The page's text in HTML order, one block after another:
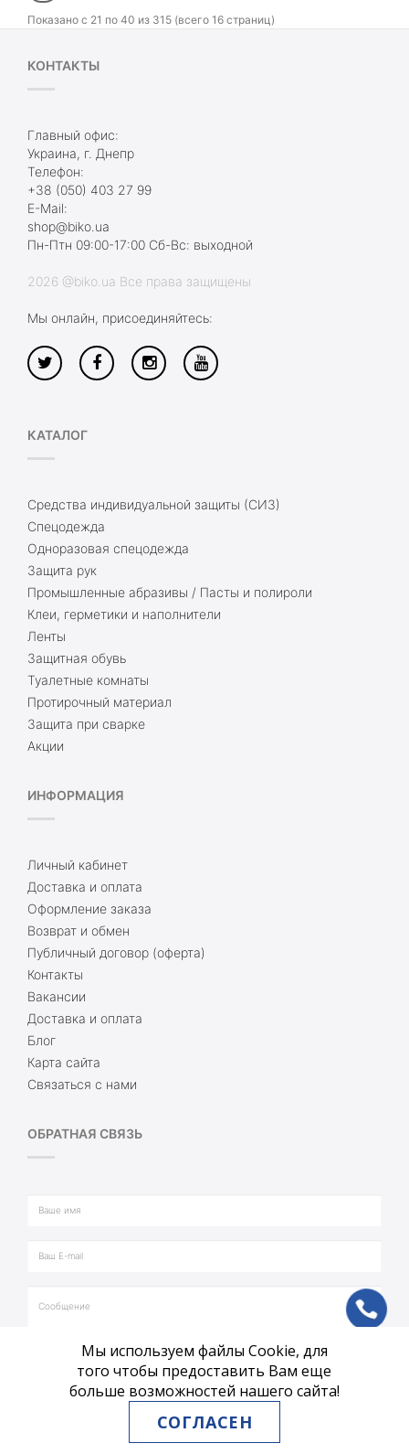
Показано с 21 по 40 из 315 (всего 16 страниц)
КОНТАКТЫ
Главный офис:
Украина, г. Днепр
Телефон:
+38 (050) 403 27 99
E-Mail:
shop@biko.ua
Пн-Птн 09:00-17:00 Сб-Вс: выходной
2026 @biko.ua Все права защищены
Мы онлайн, присоединяйтесь:
КАТАЛОГ
Средства индивидуальной защиты (СИЗ)
Спецодежда
Одноразовая спецодежда
Защита рук
Промышленные абразивы / Пасты и полироли
Клеи, герметики и наполнители
Ленты
Защитная обувь
Туалетные комнаты
Протирочный материал
Защита при сварке
Акции
ИНФОРМАЦИЯ
Личный кабинет
Доставка и оплата
Оформление заказа
Возврат и обмен
Публичный договор (оферта)
Контакты
Вакансии
Доставка и оплата
Блог
Карта сайта
Связаться с нами
ОБРАТНАЯ СВЯЗЬ
ОТПРАВИТЬ
ph
Мы используем файлы Cookie, для
того чтобы предоставить Вам еще
больше возможностей нашего сайта!
СОГЛАСЕН